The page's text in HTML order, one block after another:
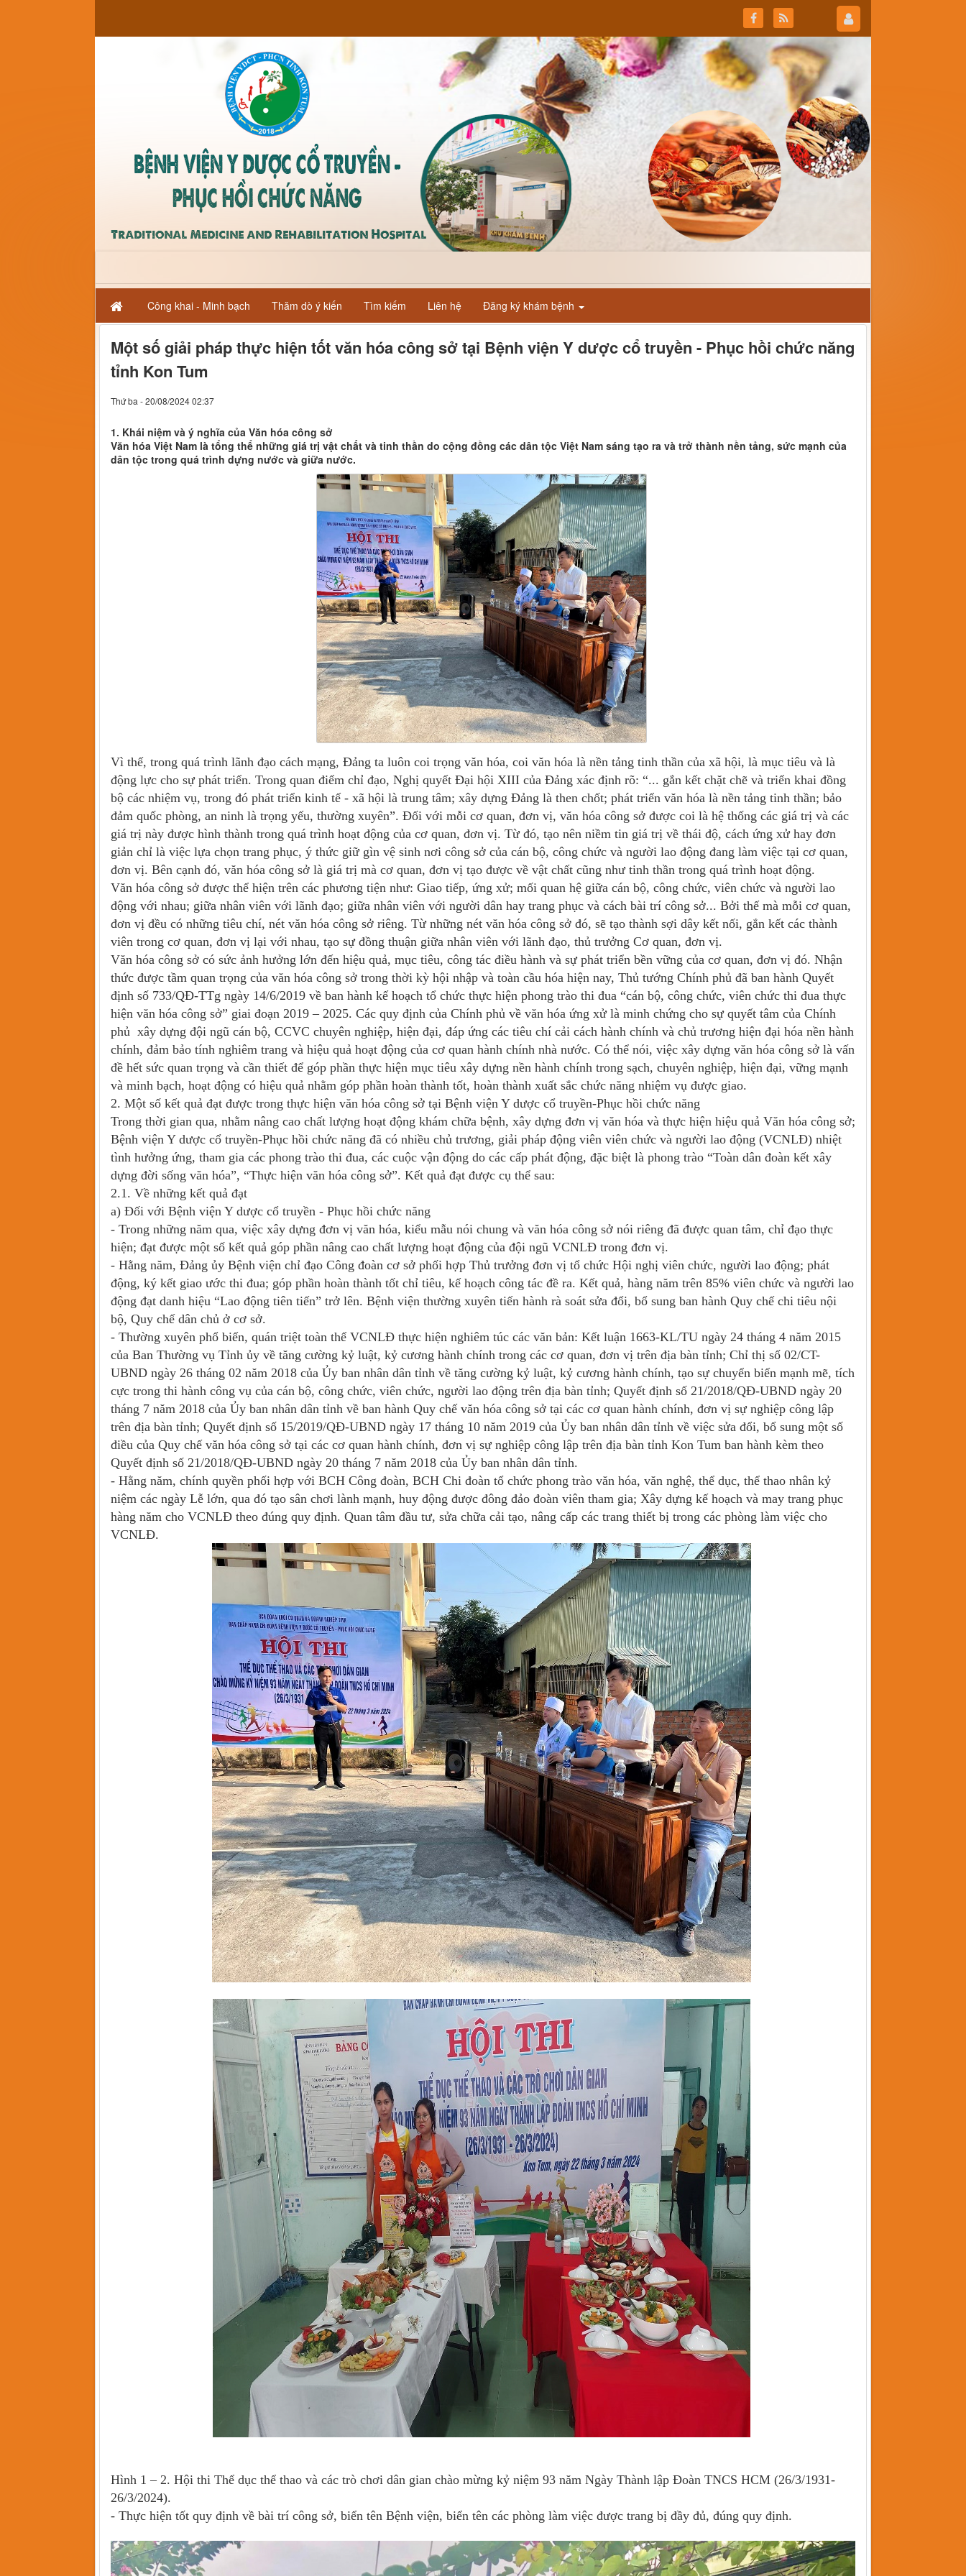
Công khai - Minh bạch Thăm dò ý kiến Tìm kiếm Liên hệ Đăng ký khám bệnh
Một số giải pháp thực hiện tốt văn hóa công sở tại Bệnh viện Y dược cổ truyền - Phục hồi chức năng
tỉnh Kon Tum
Thứ ba - 20/08/2024 02:37
1. Khái niệm và ý nghĩa của Văn hóa công sở
Văn hóa Việt Nam là tổng thể những giá trị vật chất và tinh thần do cộng đồng các dân tộc Việt Nam sáng tạo ra và trở thành nền tảng, sức mạnh của
dân tộc trong quá trình dựng nước và giữa nước.
Vì thế, trong quá trình lãnh đạo cách mạng, Đảng ta luôn coi trọng văn hóa, coi văn hóa là nền tảng tinh thần của xã hội, là mục tiêu và là
động lực cho sự phát triển. Trong quan điểm chỉ đạo, Nghị quyết Đại hội XIII của Đảng xác định rõ: “... gắn kết chặt chẽ và triển khai đồng
bộ các nhiệm vụ, trong đó phát triển kinh tế - xã hội là trung tâm; xây dựng Đảng là then chốt; phát triển văn hóa là nền tảng tinh thần; bảo
đảm quốc phòng, an ninh là trọng yếu, thường xuyên”. Đối với mỗi cơ quan, đơn vị, văn hóa công sở được coi là hệ thống các giá trị và các
giá trị này được hình thành trong quá trình hoạt động của cơ quan, đơn vị. Từ đó, tạo nên niềm tin giá trị về thái độ, cách ứng xử hay đơn
giản chỉ là việc lựa chọn trang phục, ý thức giữ gìn vệ sinh nơi công sở của cán bộ, công chức và người lao động đang làm việc tại cơ quan,
đơn vị. Bên cạnh đó, văn hóa công sở là giá trị mà cơ quan, đơn vị tạo được về vật chất cũng như tinh thần trong quá trình hoạt động.
Văn hóa công sở được thể hiện trên các phương tiện như: Giao tiếp, ứng xử; mối quan hệ giữa cán bộ, công chức, viên chức và người lao
động với nhau; giữa nhân viên với lãnh đạo; giữa nhân viên với người dân hay trang phục và cách bài trí công sở... Bởi thế mà mỗi cơ quan,
đơn vị đều có những tiêu chí, nét văn hóa công sở riêng. Từ những nét văn hóa công sở đó, sẽ tạo thành sợi dây kết nối, gắn kết các thành
viên trong cơ quan, đơn vị lại với nhau, tạo sự đồng thuận giữa nhân viên với lãnh đạo, thủ trưởng Cơ quan, đơn vị.
Văn hóa công sở có sức ảnh hưởng lớn đến hiệu quả, mục tiêu, công tác điều hành và sự phát triển bền vững của cơ quan, đơn vị đó. Nhận
thức được tầm quan trọng của văn hóa công sở trong thời kỳ hội nhập và toàn cầu hóa hiện nay, Thủ tướng Chính phủ đã ban hành Quyết
định số 733/QĐ-TTg ngày 14/6/2019 về ban hành kế hoạch tổ chức thực hiện phong trào thi đua “cán bộ, công chức, viên chức thi đua thực
hiện văn hóa công sở” giai đoạn 2019 – 2025. Các quy định của Chính phủ về văn hóa ứng xử là minh chứng cho sự quyết tâm của Chính
phủ xây dựng đội ngũ cán bộ, CCVC chuyên nghiệp, hiện đại, đáp ứng các tiêu chí cải cách hành chính và chủ trương hiện đại hóa nền hành
chính, đảm bảo tính nghiêm trang và hiệu quả hoạt động của cơ quan hành chính nhà nước. Có thể nói, việc xây dựng văn hóa công sở là vấn
đề hết sức quan trọng và cần thiết để góp phần thực hiện mục tiêu xây dựng nền hành chính trong sạch, chuyên nghiệp, hiện đại, vững mạnh
và minh bạch, hoạt động có hiệu quả nhằm góp phần hoàn thành tốt, hoàn thành xuất sắc chức năng nhiệm vụ được giao.
2. Một số kết quả đạt được trong thực hiện văn hóa công sở tại Bệnh viện Y dược cổ truyền-Phục hồi chức năng
Trong thời gian qua, nhằm nâng cao chất lượng hoạt động khám chữa bệnh, xây dựng đơn vị văn hóa và thực hiện hiệu quả Văn hóa công sở;
Bệnh viện Y dược cổ truyền-Phục hồi chức năng đã có nhiều chủ trương, giải pháp động viên viên chức và người lao động (VCNLĐ) nhiệt
tình hưởng ứng, tham gia các phong trào thi đua, các cuộc vận động do các cấp phát động, đặc biệt là phong trào “Toàn dân đoàn kết xây
dựng đời sống văn hóa”, “Thực hiện văn hóa công sở”. Kết quả đạt được cụ thể sau:
2.1. Về những kết quả đạt
a) Đối với Bệnh viện Y dược cổ truyền - Phục hồi chức năng
- Trong những năm qua, việc xây dựng đơn vị văn hóa, kiểu mẫu nói chung và văn hóa công sở nói riêng đã được quan tâm, chỉ đạo thực
hiện; đạt được một số kết quả góp phần nâng cao chất lượng hoạt động của đội ngũ VCNLĐ trong đơn vị.
- Hằng năm, Đảng ủy Bệnh viện chỉ đạo Công đoàn cơ sở phối hợp Thủ trưởng đơn vị tổ chức Hội nghị viên chức, người lao động; phát
động, ký kết giao ước thi đua; góp phần hoàn thành tốt chỉ tiêu, kế hoạch công tác đề ra. Kết quả, hàng năm trên 85% viên chức và người lao
động đạt danh hiệu “Lao động tiên tiến” trở lên. Bệnh viện thường xuyên tiến hành rà soát sửa đổi, bổ sung ban hành Quy chế chi tiêu nội
bộ, Quy chế dân chủ ở cơ sở.
- Thường xuyên phổ biến, quán triệt toàn thể VCNLĐ thực hiện nghiêm túc các văn bản: Kết luận 1663-KL/TU ngày 24 tháng 4 năm 2015
của Ban Thường vụ Tỉnh ủy về tăng cường kỷ luật, kỷ cương hành chính trong các cơ quan, đơn vị trên địa bàn tỉnh; Chỉ thị số 02/CT-
UBND ngày 26 tháng 02 năm 2018 của Ủy ban nhân dân tỉnh về tăng cường kỷ luật, kỷ cương hành chính, tạo sự chuyển biến mạnh mẽ, tích
cực trong thi hành công vụ của cán bộ, công chức, viên chức, người lao động trên địa bàn tỉnh; Quyết định số 21/2018/QĐ-UBND ngày 20
tháng 7 năm 2018 của Ủy ban nhân dân tỉnh về ban hành Quy chế văn hóa công sở tại các cơ quan hành chính, đơn vị sự nghiệp công lập
trên địa bàn tỉnh; Quyết định số 15/2019/QĐ-UBND ngày 17 tháng 10 năm 2019 của Ủy ban nhân dân tỉnh về việc sửa đổi, bổ sung một số
điều của Quy chế văn hóa công sở tại các cơ quan hành chính, đơn vị sự nghiệp công lập trên địa bàn tỉnh Kon Tum ban hành kèm theo
Quyết định số 21/2018/QĐ-UBND ngày 20 tháng 7 năm 2018 của Ủy ban nhân dân tỉnh.
- Hằng năm, chính quyền phối hợp với BCH Công đoàn, BCH Chi đoàn tổ chức phong trào văn hóa, văn nghệ, thể dục, thể thao nhân kỷ
niệm các ngày Lễ lớn, qua đó tạo sân chơi lành mạnh, huy động được đông đảo đoàn viên tham gia; Xây dựng kế hoạch và may trang phục
hàng năm cho VCNLĐ theo đúng quy định. Quan tâm đầu tư, sửa chữa cải tạo, nâng cấp các trang thiết bị trong các phòng làm việc cho
VCNLĐ.
Hình 1 – 2. Hội thi Thể dục thể thao và các trò chơi dân gian chào mừng kỷ niệm 93 năm Ngày Thành lập Đoàn TNCS HCM (26/3/1931-
26/3/2024).
- Thực hiện tốt quy định về bài trí công sở, biển tên Bệnh viện, biển tên các phòng làm việc được trang bị đầy đủ, đúng quy định.